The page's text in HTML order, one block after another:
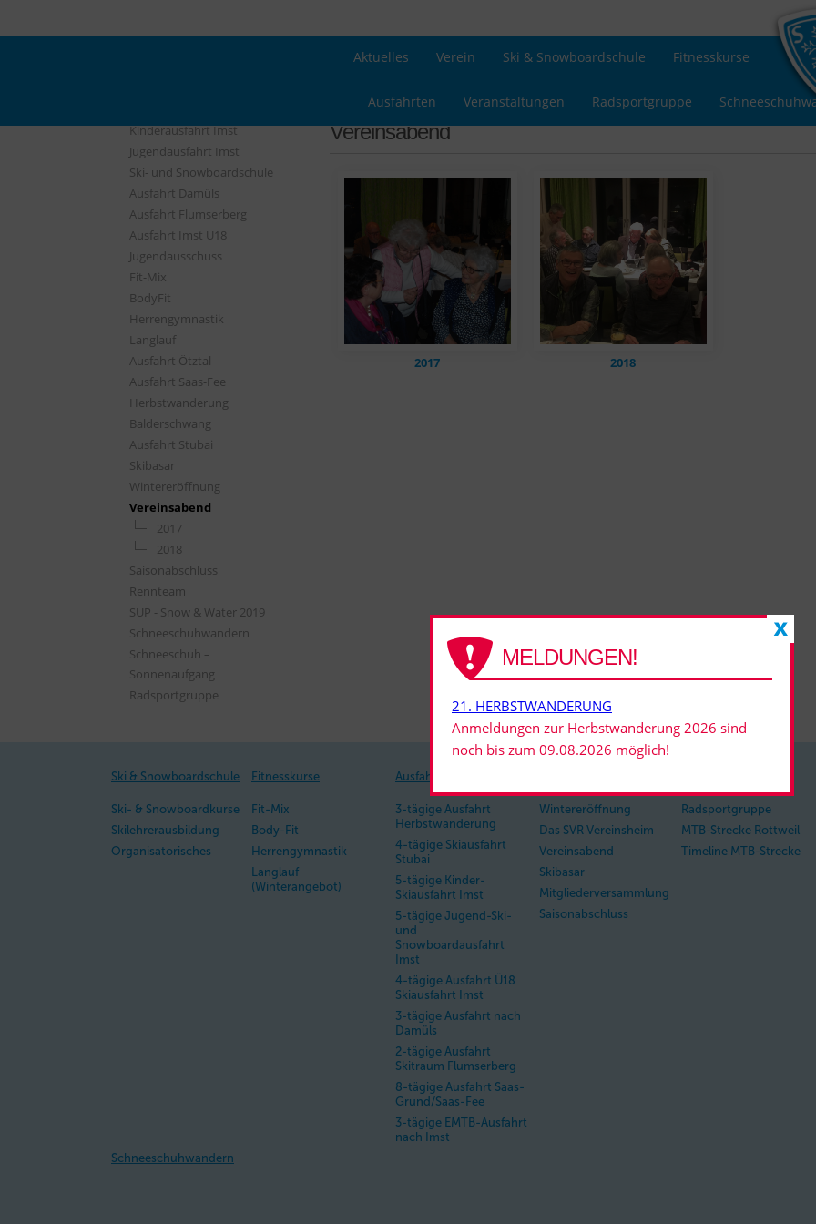
Aktuelles Verein Ski & Snowboardschule Fitnesskurse
Ausfahrten Veranstaltungen Radsportgruppe
Kinderausfahrt Imst
Jugendausfahrt Imst
Ski- und Snowboardschule
Ausfahrt Damüls
Ausfahrt Flumserberg
Ausfahrt Imst Ü18
Jugendausschuss
Fit-Mix
BodyFit
Herrengymnastik
Langlauf
Ausfahrt Ötztal
Ausfahrt Saas-Fee
Herbstwanderung
Balderschwang
Ausfahrt Stubai
Skibasar
Wintereröffnung
Vereinsabend
2017
2018
Saisonabschluss
Rennteam
SUP - Snow & Water 2019
Schneeschuhwandern
Schneeschuh –
Sonnenaufgang
Radsportgruppe
Vereinsabend
2017 2018
Ski & Snowboardschule
Ski- & Snowboardkurse
Skilehrerausbildung
Organisatorisches
Fitnesskurse
Fit-Mix
Body-Fit
Herrengymnastik
Langlauf
(Winterangebot)
Ausfahrten
3-tägige Ausfahrt
Herbstwanderung
4-tägige Skiausfahrt
Stubai
5-tägige Kinder-
Skiausfahrt Imst
5-tägige Jugend-Ski-
und
Snowboardausfahrt
Imst
4-tägige Ausfahrt Ü18
Skiausfahrt Imst
3-tägige Ausfahrt nach
Damüls
2-tägige Ausfahrt
Skitraum Flumserberg
8-tägige Ausfahrt Saas-
Grund/Saas-Fee
3-tägige EMTB-Ausfahrt
nach Imst
Wintereröffnung
Das SVR Vereinsheim
Vereinsabend
Skibasar
Mitgliederversammlung
Saisonabschluss
Radsportgruppe
MTB-Strecke Rottweil
Timeline MTB-Strecke
Schneeschuhwandern
MELDUNGEN!
21. HERBSTWANDERUNG
Anmeldungen zur Herbstwanderung 2026 sind
noch bis zum 09.08.2026 möglich!